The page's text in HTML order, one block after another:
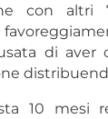
con
di aver
10 mesi